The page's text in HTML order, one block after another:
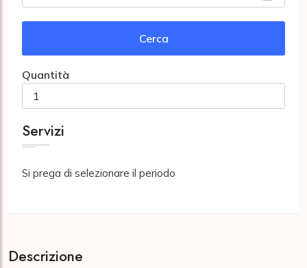
Cerca
Quantità
Servizi
Si prega di selezionare il periodo
Descrizione